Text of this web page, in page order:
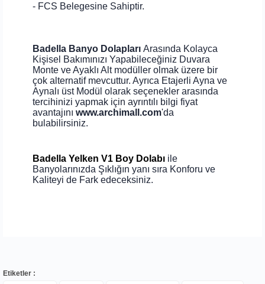
- FCS Belegesine Sahiptir.
Badella Banyo Dolapları Arasında Kolayca
Kişisel Bakımınızı Yapabileceğiniz Duvara
Monte ve Ayaklı Alt modüller olmak üzere bir
çok alternatif mevcuttur. Ayrıca Etajerli Ayna ve
Aynalı üst Modül olarak seçenekler arasında
tercihinizi yapmak için ayrıntılı bilgi fiyat
avantajını www.archimall.com'da
bulabilirsiniz.
Badella Yelken V1 Boy Dolabı ile
Banyolarınızda Şıklığın yanı sıra Konforu ve
Kaliteyi de Fark edeceksiniz.
Etiketler :